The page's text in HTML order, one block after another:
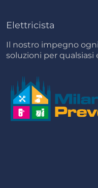
Elettricista
Il nostro impegno
soluzioni per qualsiasi